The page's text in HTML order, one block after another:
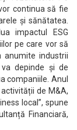
continua să fie
și sănătatea.
impactul ESG
pe care vor să
anumite industrii
depinde și de
companiile. Anul
de M&A,
local”, spune
Financiară,